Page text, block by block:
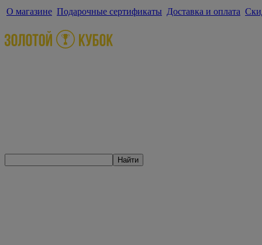
О магазине Подарочные сертификаты Доставка и оплата
Найти